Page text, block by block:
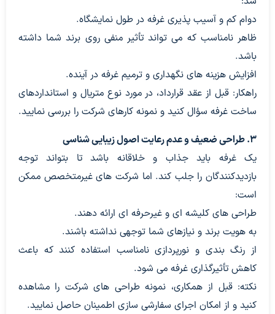
دوام کم و آسیب پذیری غرفه در طول نمایشگاه.
ظاهر نامناسب که می تواند تأثیر منفی روی برند شما داشته
باشد.
افزایش هزینه های نگهداری و ترمیم غرفه در آینده.
راهکار: قبل از عقد قرارداد، در مورد نوع متریال و استانداردهای
ساخت غرفه سؤال کنید و نمونه کارهای شرکت را بررسی نمایید.
۳. طراحی ضعیف و عدم رعایت اصول زیبایی شناسی
یک غرفه باید جذاب و خلاقانه باشد تا بتواند توجه
بازدیدکنندگان را جلب کند. اما شرکت های غیرمتخصص ممکن
است:
طراحی های کلیشه ای و غیرحرفه ای ارائه دهند.
به هویت برند و نیازهای شما توجهی نداشته باشند.
از رنگ بندی و نورپردازی نامناسب استفاده کنند که باعث
کاهش تأثیرگذاری غرفه می شود.
نکته: قبل از همکاری، نمونه طراحی های شرکت را مشاهده
کنید و از امکان اجرای سفارشی سازی اطمینان حاصل نمایید.